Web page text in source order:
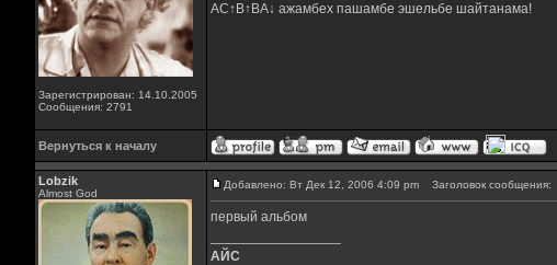
Зарегистрирован: 14.10.2005
Сообщения: 2791
AC↑B↑BA↓ ажамбех пашамбе эшельбе шайтанама!
Вернуться к началу
Lobzik
Almost God
Добавлено: Вт Дек 12, 2006 4:09 pm Заголовок сообщения:
первый альбом
АЙС